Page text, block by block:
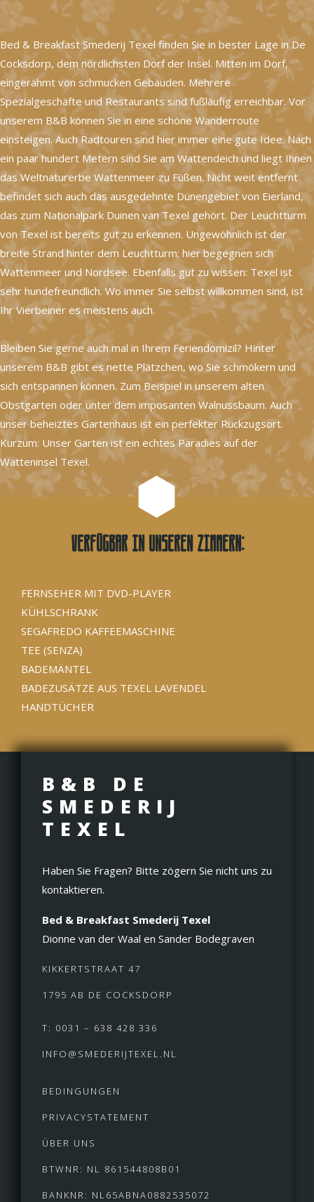
Bed & Breakfast Smederij Texel finden Sie in bester Lage in De
Cocksdorp, dem nördlichsten Dorf der Insel. Mitten im Dorf,
eingerahmt von schmucken Gebäuden. Mehrere
Spezialgeschäfte und Restaurants sind fußläufig erreichbar. Vor
unserem B&B können Sie in eine schöne Wanderroute
einsteigen. Auch Radtouren sind hier immer eine gute Idee. Nach
ein paar hundert Metern sind Sie am Wattendeich und liegt Ihnen
das Weltnaturerbe Wattenmeer zu Füßen. Nicht weit entfernt
befindet sich auch das ausgedehnte Dünengebiet von Eierland,
das zum Nationalpark Duinen van Texel gehört. Der Leuchtturm
von Texel ist bereits gut zu erkennen. Ungewöhnlich ist der
breite Strand hinter dem Leuchtturm; hier begegnen sich
Wattenmeer und Nordsee. Ebenfalls gut zu wissen: Texel ist
sehr hundefreundlich. Wo immer Sie selbst willkommen sind, ist
Ihr Vierbeiner es meistens auch.
Bleiben Sie gerne auch mal in Ihrem Feriendomizil? Hinter
unserem B&B gibt es nette Plätzchen, wo Sie schmökern und
sich entspannen können. Zum Beispiel in unserem alten
Obstgarten oder unter dem imposanten Walnussbaum. Auch
unser beheiztes Gartenhaus ist ein perfekter Rückzugsort.
Kurzum: Unser Garten ist ein echtes Paradies auf der
Watteninsel Texel.
Verfügbar in unseren Zimmern:
FERNSEHER MIT DVD-PLAYER
KÜHLSCHRANK
SEGAFREDO KAFFEEMASCHINE
TEE (SENZA)
BADEMÄNTEL
BADEZUSÄTZE AUS TEXEL LAVENDEL
HANDTÜCHER
B&B DE
SMEDERIJ
TEXEL
Haben Sie Fragen? Bitte zögern Sie nicht uns zu
kontaktieren.
Bed & Breakfast Smederij Texel
Dionne van der Waal en Sander Bodegraven
KIKKERTSTRAAT 47
1795 AB DE COCKSDORP
T: 0031 – 638 428 336
INFO@SMEDERIJTEXEL.NL
BEDINGUNGEN
PRIVACYSTATEMENT
ÜBER UNS
BTWNR: NL 861544808B01
BANKNR: NL65ABNA0882535072